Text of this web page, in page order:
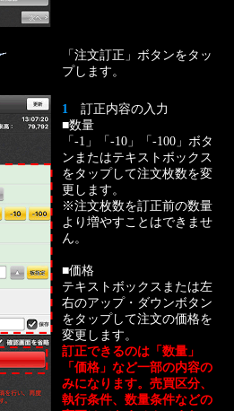
「注文訂正」ボタンをタッ
プします。
1 訂正内容の入力
■数量
「-1」「-10」「-100」ボタ
ンまたはテキストボックス
をタップして注文枚数を変
更します。
※注文枚数を訂正前の数量
より増やすことはできませ
ん。
■価格
テキストボックスまたは左
右のアップ・ダウンボタン
をタップして注文の価格を
変更します。
訂正できるのは「数量」
「価格」など一部の内容の
みになります。売買区分、
執行条件、数量条件などの